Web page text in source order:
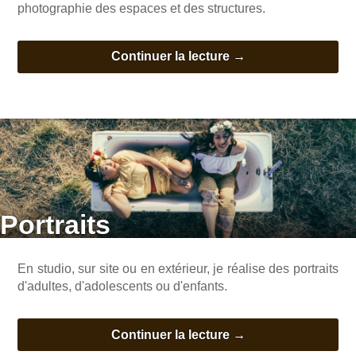
photographie des espaces et des structures.
Continuer la lecture →
Portraits
En studio, sur site ou en extérieur, je réalise des portraits
d'adultes, d'adolescents ou d'enfants.
Continuer la lecture →